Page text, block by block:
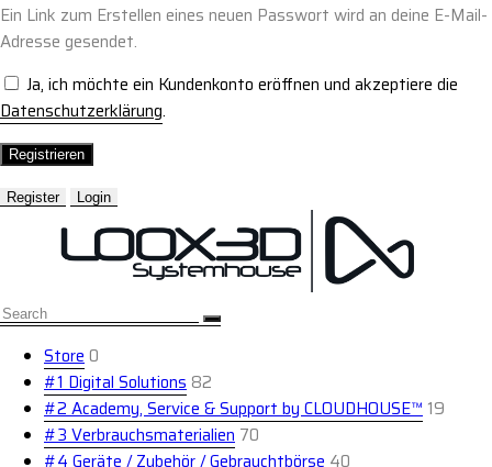
Ein Link zum Erstellen eines neuen Passwort wird an deine E-Mail-
Adresse gesendet.
Ja, ich möchte ein Kundenkonto eröffnen und akzeptiere die
Datenschutzerklärung.
Registrieren
Register Login
Store0
#1 Digital Solutions 82
#2 Academy, Service & Support by CLOUDHOUSE™ 19
#3 Verbrauchsmaterialien 70